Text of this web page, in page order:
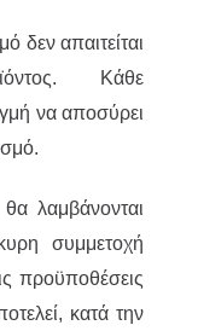
δεν απαιτείται
Κάθε
να αποσύρει
λαμβάνονται
συμμετοχή
προϋποθέσεις
κατά την